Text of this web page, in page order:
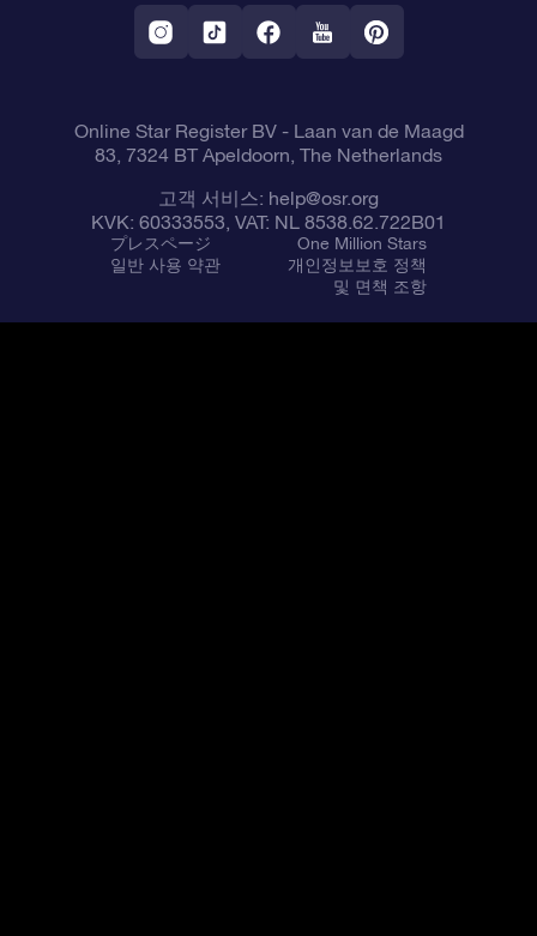
환불 정책
Online Star Register BV- Laan van de Maagd
83, 7324 BT Apeldoorn, The Netherlands
고객 서비스: help@osr.org
KVK: 60333553, VAT: NL 8538.62.722B01
プレスページ
One Million Stars
일반 사용 약관
개인정보보호 정책
및 면책 조항